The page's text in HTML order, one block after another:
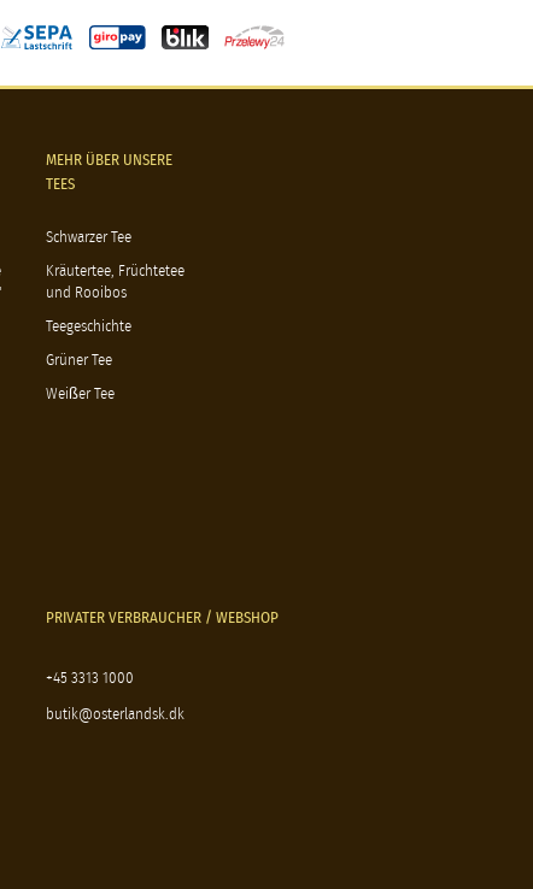
MEHR ÜBER UNSERE
TEES
Schwarzer Tee
Kräutertee, Früchtetee
und Rooibos
Teegeschichte
Grüner Tee
Weißer Tee
PRIVATER VERBRAUCHER / WEBSHOP
+45 3313 1000
butik@osterlandsk.dk